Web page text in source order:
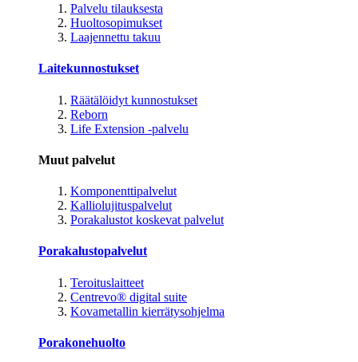
Palvelu tilauksesta
Huoltosopimukset
Laajennettu takuu
Laitekunnostukset
Räätälöidyt kunnostukset
Reborn
Life Extension -palvelu
Muut palvelut
Komponenttipalvelut
Kalliolujituspalvelut
Porakalustot koskevat palvelut
Porakalustopalvelut
Teroituslaitteet
Centrevo® digital suite
Kovametallin kierrätysohjelma
Porakonehuolto